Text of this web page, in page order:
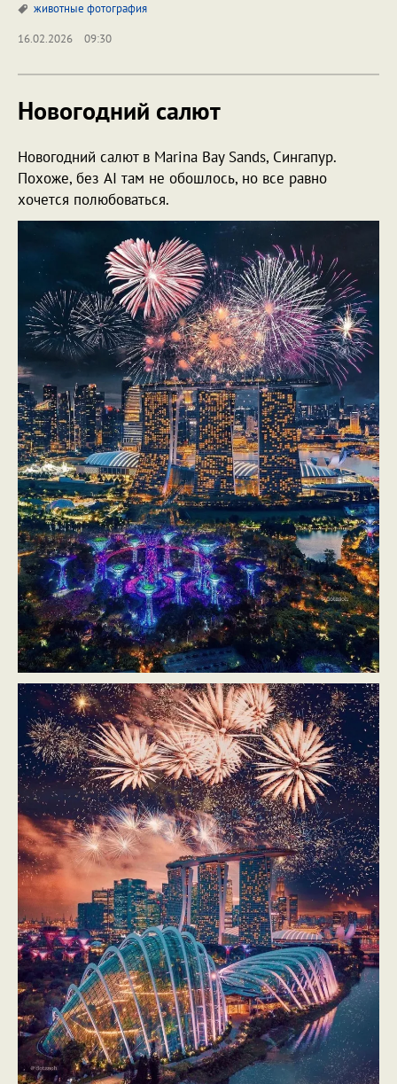
животные фотография
16.02.2026
09:30
Новогодний салют
Новогодний салют в Marina Bay Sands, Сингапур.
Похоже, без AI там не обошлось, но все равно
хочется полюбоваться.